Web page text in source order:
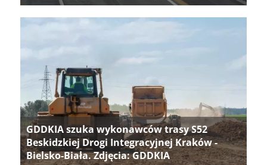
GDDKIA szuka wykonawców trasy S52
Beskidzkiej Drogi Integracyjnej Kraków -
Bielsko-Biała. Zdjęcia: GDDKIA